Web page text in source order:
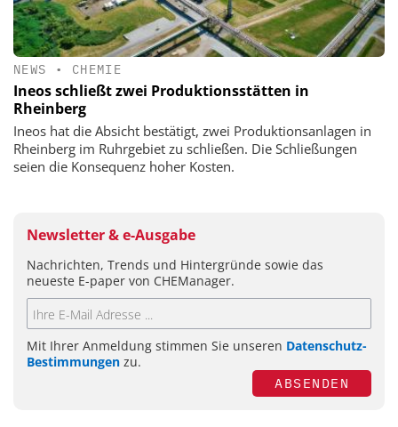
NEWS • CHEMIE
Ineos schließt zwei Produktionsstätten in
Rheinberg
Ineos hat die Absicht bestätigt, zwei Produktionsanlagen in
Rheinberg im Ruhrgebiet zu schließen. Die Schließungen
seien die Konsequenz hoher Kosten.
Newsletter & e-Ausgabe
Nachrichten, Trends und Hintergründe sowie das
neueste E-paper von CHEManager.
Mit Ihrer Anmeldung stimmen Sie unseren Datenschutz-
Bestimmungen zu.
ABSENDEN